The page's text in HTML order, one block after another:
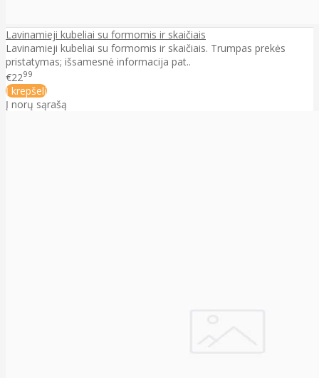
Lavinamieji kubeliai su formomis ir skaičiais
Lavinamieji kubeliai su formomis ir skaičiais. Trumpas prekės
pristatymas; išsamesnė informacija pat..
€2299
Į krepšelį
Į norų sąrašą